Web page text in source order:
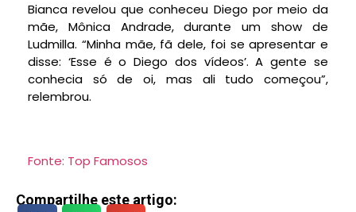
Bianca revelou que conheceu Diego por meio da
mãe, Mônica Andrade, durante um show de
Ludmilla. “Minha mãe, fã dele, foi se apresentar e
disse: ‘Esse é o Diego dos vídeos’. A gente se
conhecia só de oi, mas ali tudo começou”,
relembrou.
Fonte: Top Famosos
Compartilhe este artigo: